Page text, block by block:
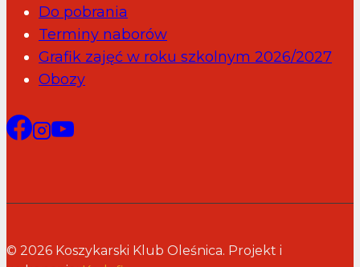
Do pobrania
Terminy naborów
Grafik zajęć w roku szkolnym 2026/2027
Obozy
© 2026 Koszykarski Klub Oleśnica. Projekt i